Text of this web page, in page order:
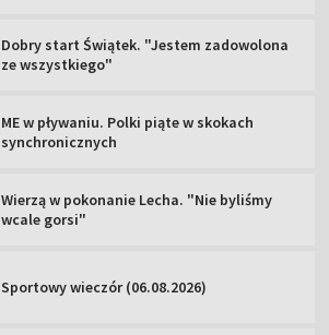
Dobry start Świątek. "Jestem zadowolona
ze wszystkiego"
ME w pływaniu. Polki piąte w skokach
synchronicznych
Wierzą w pokonanie Lecha. "Nie byliśmy
wcale gorsi"
Sportowy wieczór (06.08.2026)